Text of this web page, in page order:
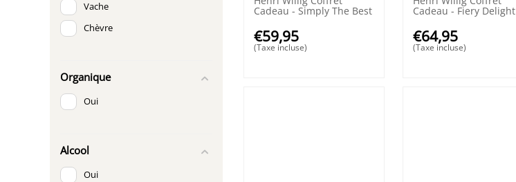
Cadeau - Simply The Best
€59,95
(Taxe incluse)
Cadeau - Fiery Delight
€64,95
(Taxe incluse)
Vache
Chèvre
Organique
Oui
Alcool
Oui